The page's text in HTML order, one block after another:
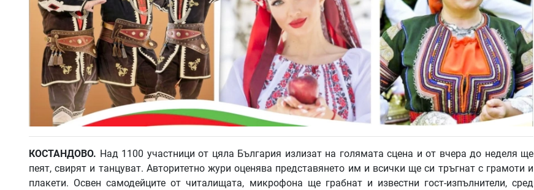
КОСТАНДОВО. Над 1100 участници от цяла България излизат на голямата сцена и от вчера до неделя ще
пеят, свирят и танцуват. Авторитетно жури оценява представянето им и всички ще си тръгнат с грамоти и
плакети. Освен самодейците от читалищата, микрофона ще грабнат и известни гост-изпълнители, сред